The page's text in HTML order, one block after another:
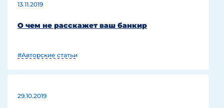
13.11.2019
О чем не расскажет ваш банкир
#Авторские статьи
29.10.2019